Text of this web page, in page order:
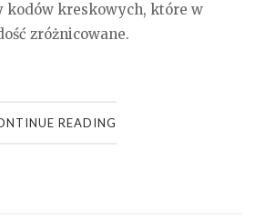
kodów kreskowych, które w
zróżnicowane.
READING